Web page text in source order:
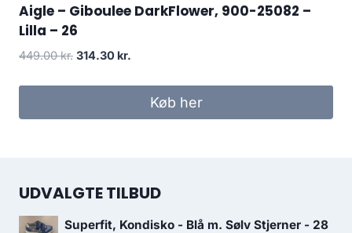
Aigle – Giboulee DarkFlower, 900-25082 –
Lilla – 26
449.00kr. Den
314.30 kr.
Køb her
UDVALGTE TILBUD
Superfit, Kondisko - Blå m. Sølv Stjerner - 28